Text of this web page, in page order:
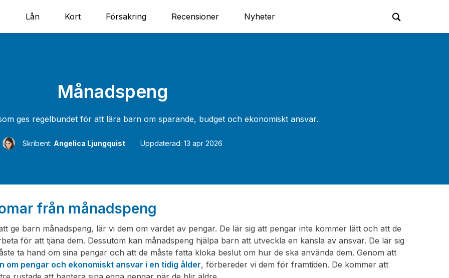
Lån Kort Försäkring Recensioner Nyheter
Månadspeng
ges regelbundet för att lära barn om sparande, budget och ekonomiskt ansvar.
Skribent: Angelica Ljungquist Uppdaterad: 13 apr 2026
från månadspeng
ge barn månadspeng, lär vi dem om värdet av pengar. De lär sig att pengar inte kommer lätt och att de
för att tjäna dem. Dessutom kan månadspeng hjälpa barn att utveckla en känsla av ansvar. De lär sig
ta hand om sina pengar och att de måste fatta kloka beslut om hur de ska använda dem. Genom att
om pengar och ekonomiskt ansvar i en tidig ålder, förbereder vi dem för framtiden. De kommer att